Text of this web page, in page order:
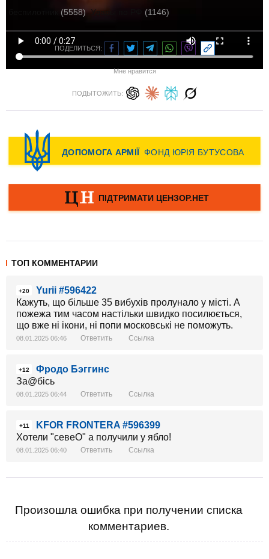
(5558) Удары по РФ (1146)
ПОДЕЛИТЬСЯ:
Мне нравится
ПОДЫТОЖИТЬ:
ТОП КОММЕНТАРИИ
+20
Yurii #596422
Кажуть, що більше 35 вибухів пролунало у місті. А
пожежа тим часом настільки швидко посилюється,
що вже ні ікони, ні попи московські не поможуть.
08.01.2025 06:46 Ответить Ссылка
+12
Фродо Бэггинс
За@бісь
08.01.2025 06:44 Ответить Ссылка
+11
KFOR FRONTERA #596399
Хотели "севеО" а получили у ябло!
08.01.2025 06:40 Ответить Ссылка
Произошла ошибка при получении списка
комментариев.